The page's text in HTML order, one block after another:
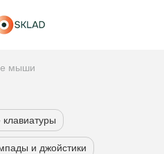
мыши
и джойстики